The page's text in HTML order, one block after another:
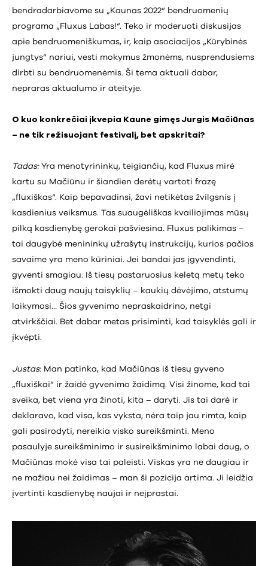
bendradarbiavome su „Kaunas 2022“ bendruomenių
programa „Fluxus Labas!“. Teko ir moderuoti diskusijas
apie bendruomeniškumas, ir, kaip asociacijos „Kūrybinės
jungtys“ nariui, vesti mokymus žmonėms, nusprendusiems
dirbti su bendruomenėmis. Ši tema aktuali dabar,
nepraras aktualumo ir ateityje.
O kuo konkrečiai įkvepia Kaune gimęs Jurgis Mačiūnas
– ne tik režisuojant festivalį, bet apskritai?
Tadas: Yra menotyrininkų, teigiančių, kad Fluxus mirė
kartu su Mačiūnu ir šiandien derėtų vartoti frazę
„fluxiškas“. Kaip bepavadinsi, žavi netikėtas žvilgsnis į
kasdienius veiksmus. Tas suaugėliškas kvailiojimas mūsų
pilką kasdienybę gerokai pašviesina. Fluxus palikimas –
tai daugybė menininkų užrašytų instrukcijų, kurios pačios
savaime yra meno kūriniai. Jei bandai jas įgyvendinti,
gyventi smagiau. Iš tiesų pastaruosius keletą metų teko
išmokti daug naujų taisyklių – kaukių dėvėjimo, atstumų
laikymosi… Šios gyvenimo nepraskaidrino, netgi
atvirkščiai. Bet dabar metas prisiminti, kad taisyklės gali ir
įkvėpti.
Justas: Man patinka, kad Mačiūnas iš tiesų gyveno
„fluxiškai“ ir žaidė gyvenimo žaidimą. Visi žinome, kad tai
sveika, bet viena yra žinoti, kita – daryti. Jis tai darė ir
deklaravo, kad visa, kas vyksta, nėra taip jau rimta, kaip
gali pasirodyti, nereikia visko sureikšminti. Meno
pasaulyje sureikšminimo ir susireikšminimo labai daug, o
Mačiūnas mokė visa tai paleisti. Viskas yra ne daugiau ir
ne mažiau nei žaidimas – man ši pozicija artima. Ji leidžia
įvertinti kasdienybę naujai ir neįprastai.